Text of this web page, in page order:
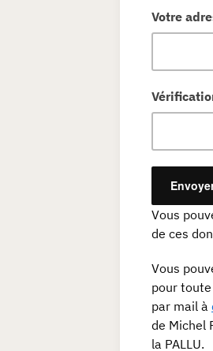
Votre
Vous
de ces
Vous
pour
par mail à
de Michel
la PALLU.